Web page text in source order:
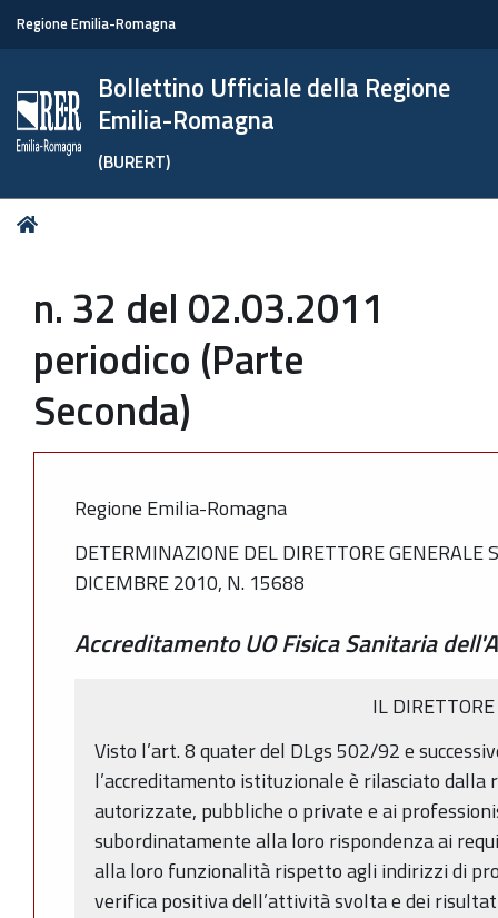
Regione Emilia-Romagna
Bollettino Ufficiale della Regione
Emilia-Romagna
(BURERT)
Tu
n. 32 del 02.03.2011
periodico (Parte
Seconda)
Regione Emilia-Romagna
DETERMINAZIONE DEL DIRETTORE GENERALE
DICEMBRE 2010, N. 15688
Accreditamento UO Fisica Sanitaria
IL DIRETTORE
Visto l’art. 8 quater del DLgs 502/92 e
l’accreditamento istituzionale è rilasciato
autorizzate, pubbliche o private e ai
subordinatamente alla loro rispondenza ai
alla loro funzionalità rispetto agli indirizzi di
verifica positiva dell’attività svolta e dei